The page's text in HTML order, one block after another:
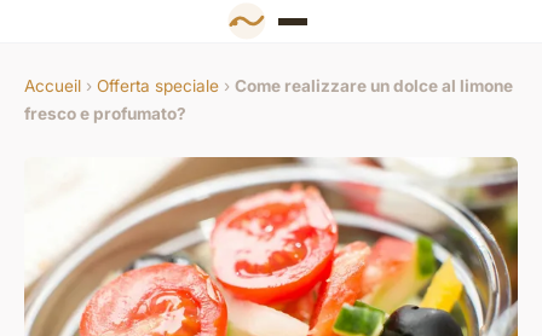
Accueil › Offerta speciale › Come realizzare un dolce al limone
fresco e profumato?